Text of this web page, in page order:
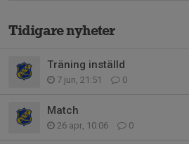
Tidigare nyheter
Träning inställd
7 jun, 21:51 0
Match
26 apr, 10:06 0